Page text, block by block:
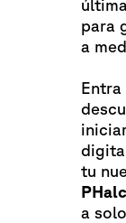
para
a
Entra
tu
a